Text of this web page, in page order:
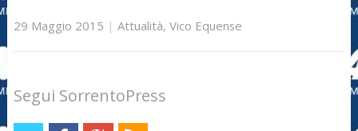
29 Maggio 2015 | Attualità, Vico Equense
Segui SorrentoPress